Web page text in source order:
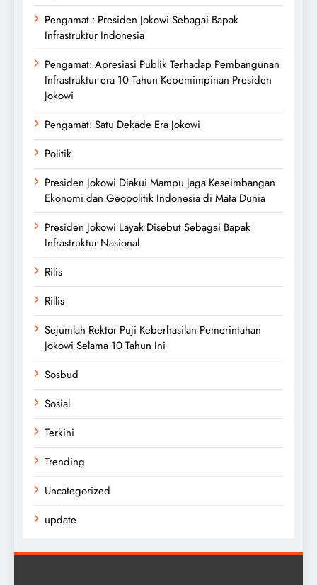
Pengamat : Presiden Jokowi Sebagai Bapak
Infrastruktur Indonesia
Pengamat: Apresiasi Publik Terhadap Pembangunan
Infrastruktur era 10 Tahun Kepemimpinan Presiden
Jokowi
Pengamat: Satu Dekade Era Jokowi
Politik
Presiden Jokowi Diakui Mampu Jaga Keseimbangan
Ekonomi dan Geopolitik Indonesia di Mata Dunia
Presiden Jokowi Layak Disebut Sebagai Bapak
Infrastruktur Nasional
Rilis
Rillis
Sejumlah Rektor Puji Keberhasilan Pemerintahan
Jokowi Selama 10 Tahun Ini
Sosbud
Sosial
Terkini
Trending
Uncategorized
update